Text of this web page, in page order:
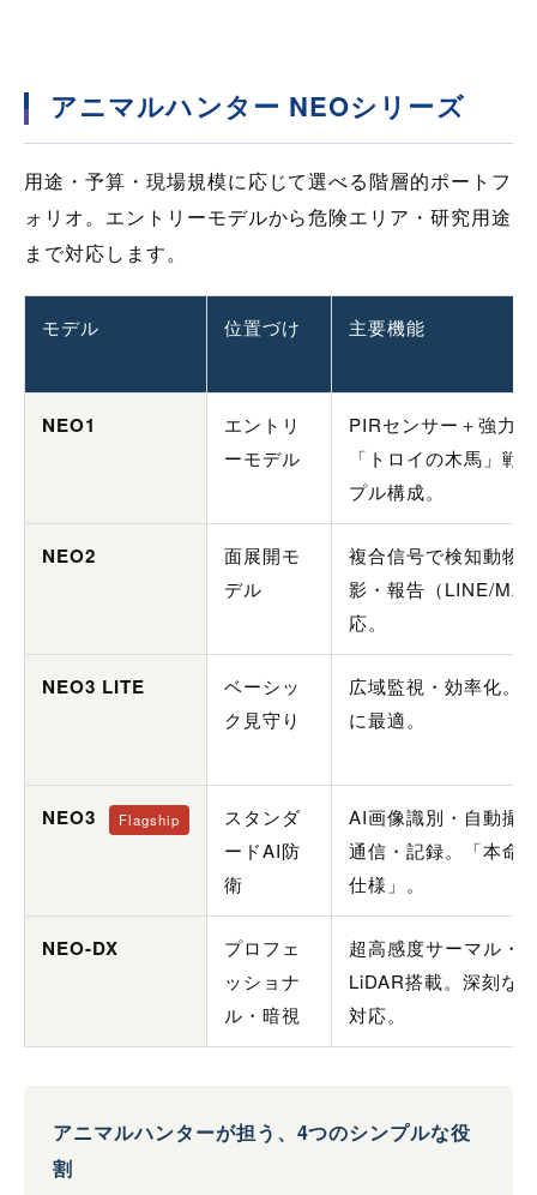
アニマルハンター NEOシリーズ
用途・予算・現場規模に応じて選べる階層的ポートフ
ォリオ。エントリーモデルから危険エリア・研究用途
まで対応します。
モデル 位置づけ 主要機能
NEO1
エントリ
ーモデル
PIRセンサー＋強力
「トロイの木馬」戦
プル構成。
NEO2
面展開モ
デル
複合信号で検知動物
影・報告（LINE/
応。
NEO3 LITE
ベーシッ
ク見守り
広域監視・効率化。
に最適。
NEO3 Flagship
スタンダ
ードAI防
衛
AI画像識別・自動撮
通信・記録。「本命
仕様」。
NEO-DX
プロフェ
ッショナ
ル・暗視
超高感度サーマル・
LiDAR搭載。深刻な
対応。
アニマルハンターが担う、4つのシンプルな役
割